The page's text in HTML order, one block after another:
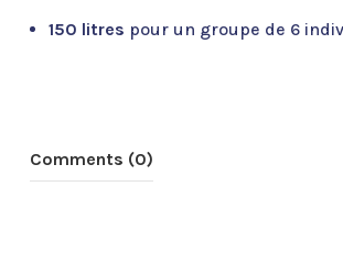
150 litres pour un groupe de 6
Comments (0)